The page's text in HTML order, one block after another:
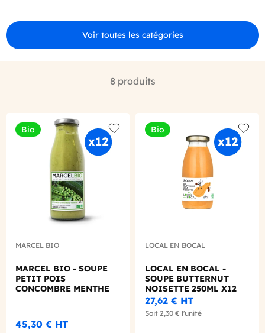
Voir toutes les catégories
8 produits
Bio
Add to wishlist
MARCEL BIO
MARCEL BIO - SOUPE
PETIT POIS
CONCOMBRE MENTHE
45,30 € HT
Bio
Add
LOCAL EN BOCAL
LOCAL EN BOCAL -
SOUPE BUTTERNUT
NOISETTE 250ML X12
BIO
27,62 € HT
Soit 2,30 € l'unité